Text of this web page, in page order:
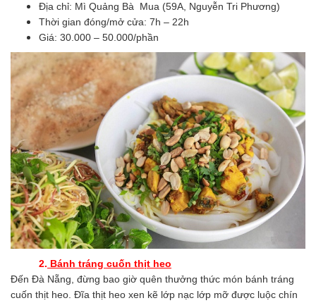
Địa chỉ: Mì Quảng Bà Mua (59A, Nguyễn Tri Phương)
Thời gian đóng/mở cửa: 7h – 22h
Giá: 30.000 – 50.000/phần
2. Bánh tráng cuốn thịt heo
Đến Đà Nẵng, đừng bao giờ quên thưởng thức món bánh tráng
cuốn thịt heo. Đĩa thịt heo xen kẽ lớp nạc lớp mỡ được luộc chín